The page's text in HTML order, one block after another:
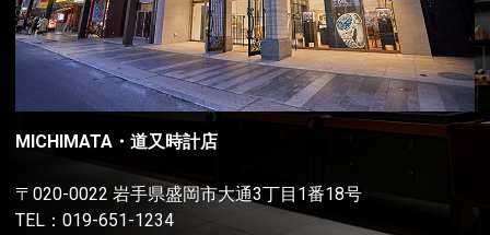
MICHIMATA・道又時計店
〒020-0022 岩手県盛岡市大通3丁目1番18号
TEL： 019-651-1234